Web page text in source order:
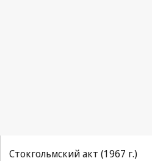
Стокгольмский акт (1967 г.)